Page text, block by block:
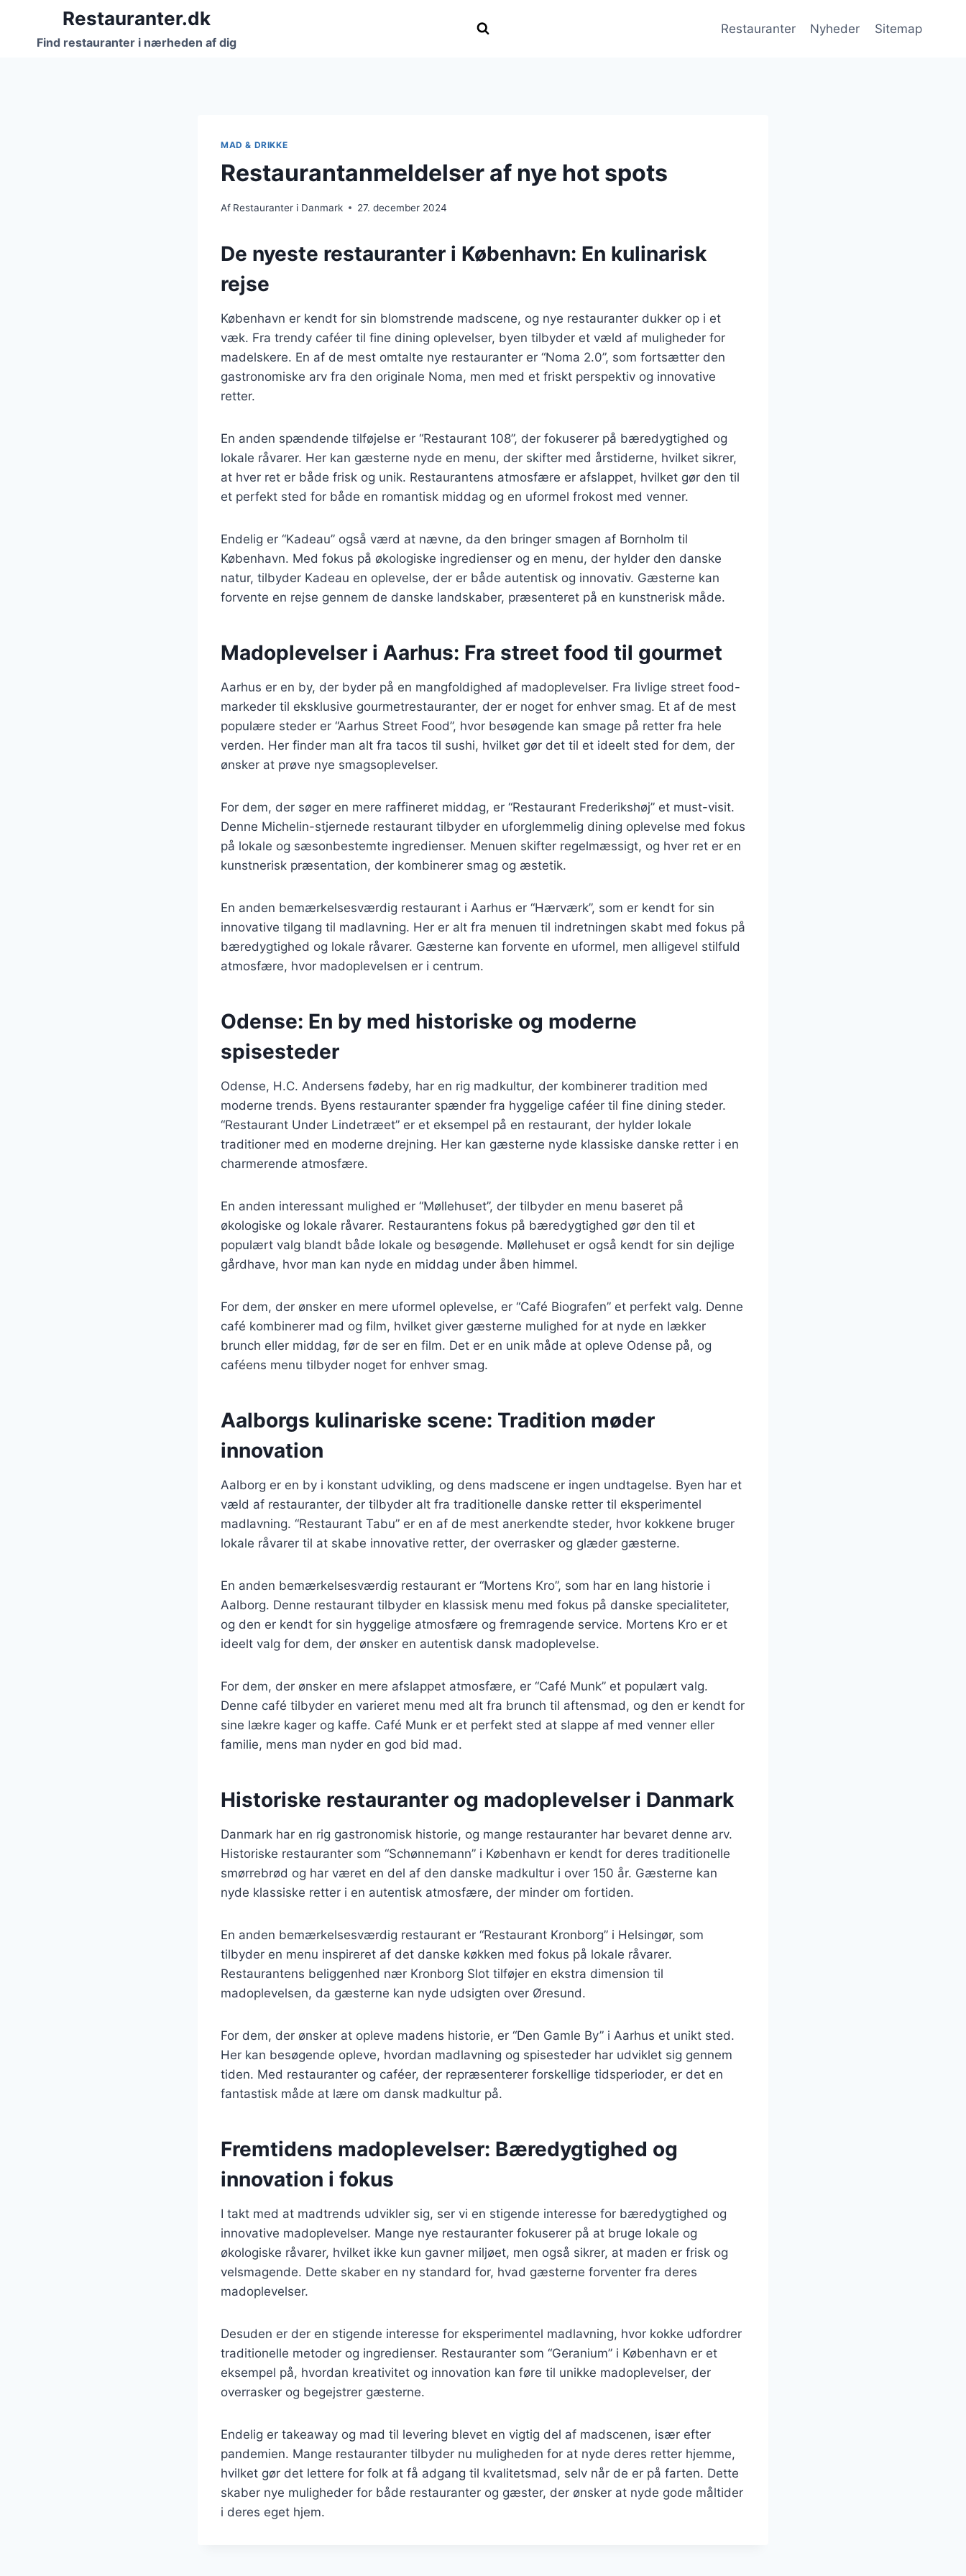
indhold
Restauranter.dk
Find restauranter i nærheden af dig
Restauranter Nyheder Sitemap
MAD & DRIKKE
Restaurantanmeldelser af nye hot spots
Af Restauranter i Danmark 27. december 2024
De nyeste restauranter i København: En kulinarisk
rejse
København er kendt for sin blomstrende madscene, og nye restauranter dukker op i et
væk. Fra trendy caféer til fine dining oplevelser, byen tilbyder et væld af muligheder for
madelskere. En af de mest omtalte nye restauranter er “Noma 2.0”, som fortsætter den
gastronomiske arv fra den originale Noma, men med et friskt perspektiv og innovative
retter.
En anden spændende tilføjelse er “Restaurant 108”, der fokuserer på bæredygtighed og
lokale råvarer. Her kan gæsterne nyde en menu, der skifter med årstiderne, hvilket sikrer,
at hver ret er både frisk og unik. Restaurantens atmosfære er afslappet, hvilket gør den til
et perfekt sted for både en romantisk middag og en uformel frokost med venner.
Endelig er “Kadeau” også værd at nævne, da den bringer smagen af Bornholm til
København. Med fokus på økologiske ingredienser og en menu, der hylder den danske
natur, tilbyder Kadeau en oplevelse, der er både autentisk og innovativ. Gæsterne kan
forvente en rejse gennem de danske landskaber, præsenteret på en kunstnerisk måde.
Madoplevelser i Aarhus: Fra street food til gourmet
Aarhus er en by, der byder på en mangfoldighed af madoplevelser. Fra livlige street food-
markeder til eksklusive gourmetrestauranter, der er noget for enhver smag. Et af de mest
populære steder er “Aarhus Street Food”, hvor besøgende kan smage på retter fra hele
verden. Her finder man alt fra tacos til sushi, hvilket gør det til et ideelt sted for dem, der
ønsker at prøve nye smagsoplevelser.
For dem, der søger en mere raffineret middag, er “Restaurant Frederikshøj” et must-visit.
Denne Michelin-stjernede restaurant tilbyder en uforglemmelig dining oplevelse med fokus
på lokale og sæsonbestemte ingredienser. Menuen skifter regelmæssigt, og hver ret er en
kunstnerisk præsentation, der kombinerer smag og æstetik.
En anden bemærkelsesværdig restaurant i Aarhus er “Hærværk”, som er kendt for sin
innovative tilgang til madlavning. Her er alt fra menuen til indretningen skabt med fokus på
bæredygtighed og lokale råvarer. Gæsterne kan forvente en uformel, men alligevel stilfuld
atmosfære, hvor madoplevelsen er i centrum.
Odense: En by med historiske og moderne
spisesteder
Odense, H.C. Andersens fødeby, har en rig madkultur, der kombinerer tradition med
moderne trends. Byens restauranter spænder fra hyggelige caféer til fine dining steder.
“Restaurant Under Lindetræet” er et eksempel på en restaurant, der hylder lokale
traditioner med en moderne drejning. Her kan gæsterne nyde klassiske danske retter i en
charmerende atmosfære.
En anden interessant mulighed er “Møllehuset”, der tilbyder en menu baseret på
økologiske og lokale råvarer. Restaurantens fokus på bæredygtighed gør den til et
populært valg blandt både lokale og besøgende. Møllehuset er også kendt for sin dejlige
gårdhave, hvor man kan nyde en middag under åben himmel.
For dem, der ønsker en mere uformel oplevelse, er “Café Biografen” et perfekt valg. Denne
café kombinerer mad og film, hvilket giver gæsterne mulighed for at nyde en lækker
brunch eller middag, før de ser en film. Det er en unik måde at opleve Odense på, og
caféens menu tilbyder noget for enhver smag.
Aalborgs kulinariske scene: Tradition møder
innovation
Aalborg er en by i konstant udvikling, og dens madscene er ingen undtagelse. Byen har et
væld af restauranter, der tilbyder alt fra traditionelle danske retter til eksperimentel
madlavning. “Restaurant Tabu” er en af de mest anerkendte steder, hvor kokkene bruger
lokale råvarer til at skabe innovative retter, der overrasker og glæder gæsterne.
En anden bemærkelsesværdig restaurant er “Mortens Kro”, som har en lang historie i
Aalborg. Denne restaurant tilbyder en klassisk menu med fokus på danske specialiteter,
og den er kendt for sin hyggelige atmosfære og fremragende service. Mortens Kro er et
ideelt valg for dem, der ønsker en autentisk dansk madoplevelse.
For dem, der ønsker en mere afslappet atmosfære, er “Café Munk” et populært valg.
Denne café tilbyder en varieret menu med alt fra brunch til aftensmad, og den er kendt for
sine lækre kager og kaffe. Café Munk er et perfekt sted at slappe af med venner eller
familie, mens man nyder en god bid mad.
Historiske restauranter og madoplevelser i Danmark
Danmark har en rig gastronomisk historie, og mange restauranter har bevaret denne arv.
Historiske restauranter som “Schønnemann” i København er kendt for deres traditionelle
smørrebrød og har været en del af den danske madkultur i over 150 år. Gæsterne kan
nyde klassiske retter i en autentisk atmosfære, der minder om fortiden.
En anden bemærkelsesværdig restaurant er “Restaurant Kronborg” i Helsingør, som
tilbyder en menu inspireret af det danske køkken med fokus på lokale råvarer.
Restaurantens beliggenhed nær Kronborg Slot tilføjer en ekstra dimension til
madoplevelsen, da gæsterne kan nyde udsigten over Øresund.
For dem, der ønsker at opleve madens historie, er “Den Gamle By” i Aarhus et unikt sted.
Her kan besøgende opleve, hvordan madlavning og spisesteder har udviklet sig gennem
tiden. Med restauranter og caféer, der repræsenterer forskellige tidsperioder, er det en
fantastisk måde at lære om dansk madkultur på.
Fremtidens madoplevelser: Bæredygtighed og
innovation i fokus
I takt med at madtrends udvikler sig, ser vi en stigende interesse for bæredygtighed og
innovative madoplevelser. Mange nye restauranter fokuserer på at bruge lokale og
økologiske råvarer, hvilket ikke kun gavner miljøet, men også sikrer, at maden er frisk og
velsmagende. Dette skaber en ny standard for, hvad gæsterne forventer fra deres
madoplevelser.
Desuden er der en stigende interesse for eksperimentel madlavning, hvor kokke udfordrer
traditionelle metoder og ingredienser. Restauranter som “Geranium” i København er et
eksempel på, hvordan kreativitet og innovation kan føre til unikke madoplevelser, der
overrasker og begejstrer gæsterne.
Endelig er takeaway og mad til levering blevet en vigtig del af madscenen, især efter
pandemien. Mange restauranter tilbyder nu muligheden for at nyde deres retter hjemme,
hvilket gør det lettere for folk at få adgang til kvalitetsmad, selv når de er på farten. Dette
skaber nye muligheder for både restauranter og gæster, der ønsker at nyde gode måltider
i deres eget hjem.